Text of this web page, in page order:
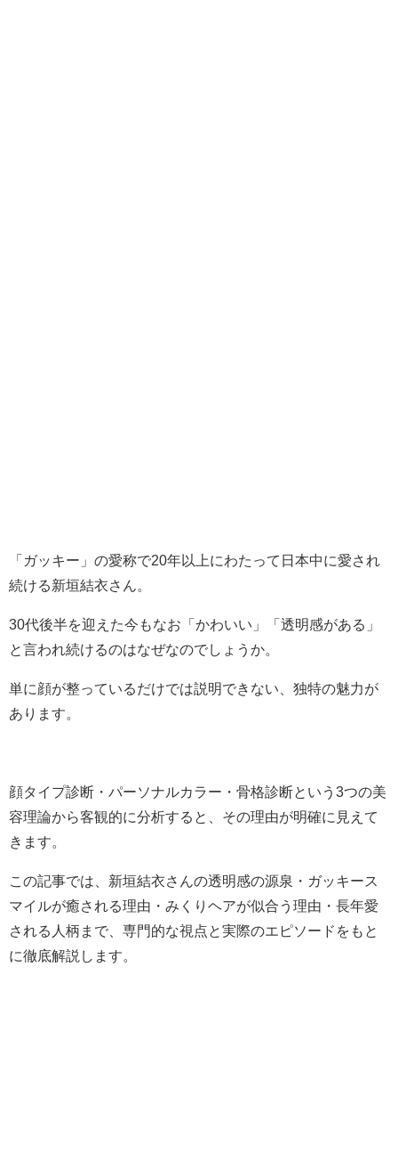
「ガッキー」の愛称で20年以上にわたって日本中に愛され
続ける新垣結衣さん。
30代後半を迎えた今もなお「かわいい」「透明感がある」
と言われ続けるのはなぜなのでしょうか。
単に顔が整っているだけでは説明できない、独特の魅力が
あります。
顔タイプ診断・パーソナルカラー・骨格診断という3つの美
容理論から客観的に分析すると、その理由が明確に見えて
きます。
この記事では、新垣結衣さんの透明感の源泉・ガッキース
マイルが癒される理由・みくりヘアが似合う理由・長年愛
される人柄まで、専門的な視点と実際のエピソードをもと
に徹底解説します。